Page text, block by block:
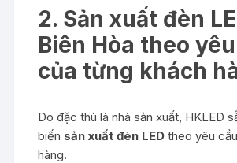
2. Sản xuất đèn
Biên Hòa theo
của từng khách
Do đặc thù là nhà sản xuất, HKLED
biến sản xuất đèn LED theo yêu
hàng.